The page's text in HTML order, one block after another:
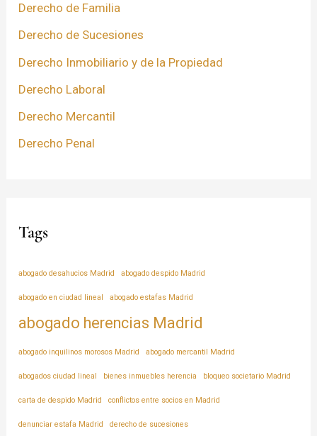
Derecho de Familia
Derecho de Sucesiones
Derecho Inmobiliario y de la Propiedad
Derecho Laboral
Derecho Mercantil
Derecho Penal
Tags
abogado desahucios Madrid abogado despido Madrid
abogado en ciudad lineal abogado estafas Madrid
abogado herencias Madrid
abogado inquilinos morosos Madrid abogado mercantil Madrid
abogados ciudad lineal bienes inmuebles herencia bloqueo societario Madrid
carta de despido Madrid conflictos entre socios en Madrid
denunciar estafa Madrid derecho de sucesiones